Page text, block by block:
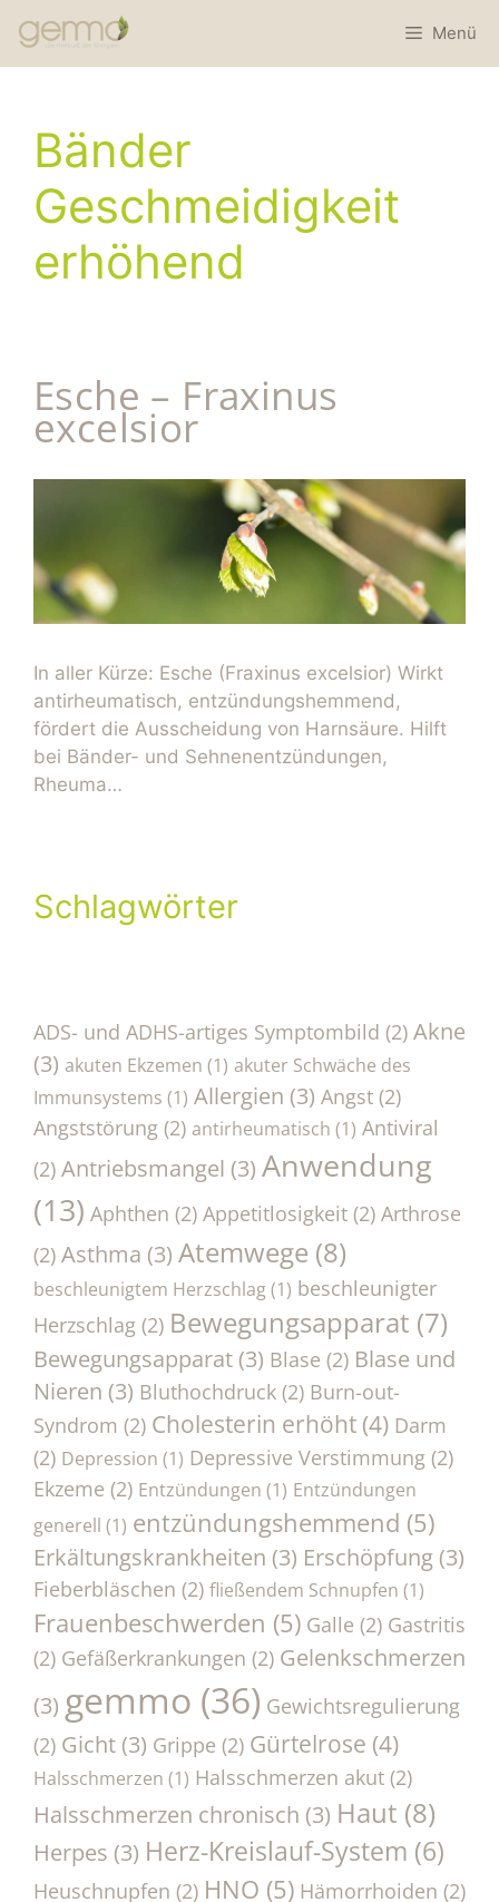
Menü
Bänder
Geschmeidigkeit
erhöhend
Esche – Fraxinus
excelsior
In aller Kürze: Esche (Fraxinus excelsior) Wirkt
antirheumatisch, entzündungshemmend,
fördert die Ausscheidung von Harnsäure. Hilft
bei Bänder- und Sehnenentzündungen,
Rheuma…
Schlagwörter
ADS- und ADHS-artiges Symptombild (2) Akne
(3) akuten Ekzemen (1) akuter Schwäche des
Immunsystems (1) Allergien (3) Angst (2)
Angststörung (2) antirheumatisch (1) Antiviral
(2) Antriebsmangel (3) Anwendung
(13) Aphthen (2) Appetitlosigkeit (2) Arthrose
(2) Asthma (3) Atemwege (8)
beschleunigtem Herzschlag(1) beschleunigter
Herzschlag (2) Bewegungsapparat (7)
Bewegungsapparat (3) Blase (2) Blase und
Nieren (3) Bluthochdruck (2) Burn-out-
Syndrom (2) Cholesterin erhöht (4) Darm
(2) Depression (1) Depressive Verstimmung (2)
Ekzeme (2) Entzündungen (1) Entzündungen
generell (1) entzündungshemmend (5)
Erkältungskrankheiten (3) Erschöpfung (3)
Fieberbläschen (2) fließendem Schnupfen (1)
Frauenbeschwerden (5) Galle (2) Gastritis
(2) Gefäßerkrankungen (2) Gelenkschmerzen
(3) gemmo (36) Gewichtsregulierung
(2) Gicht (3) Grippe (2) Gürtelrose (4)
Halsschmerzen (1) Halsschmerzen akut (2)
Halsschmerzen chronisch (3) Haut (8)
Herpes (3) Herz-Kreislauf-System (6)
Heuschnupfen (2) HNO (5) Hämorrhoiden (2)